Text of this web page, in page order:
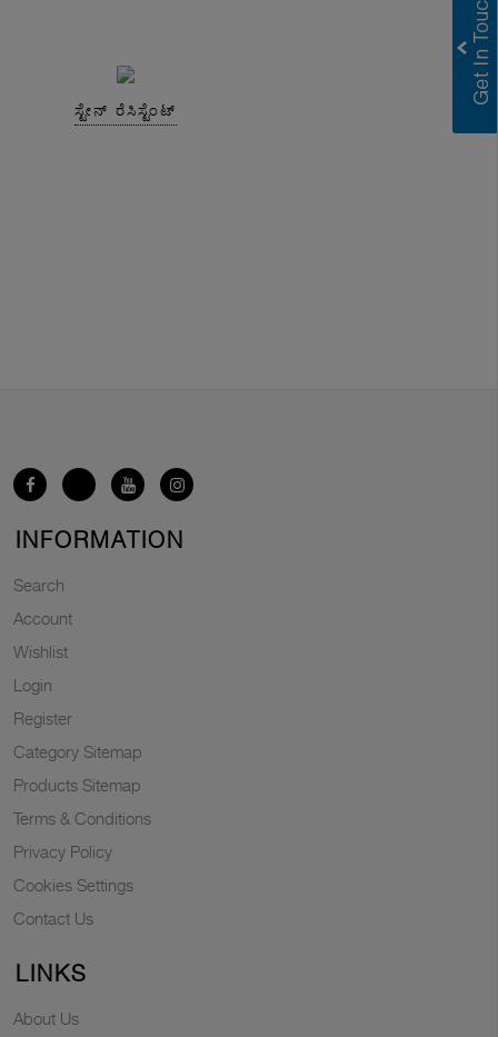
ಸ್ಟೇನ್ ರೆಸಿಸ್ಟೆಂಟ್
INFORMATION
Search
Account
Wishlist
Login
Register
Category Sitemap
Products Sitemap
Terms & Conditions
Privacy Policy
Cookies Settings
Contact Us
LINKS
About Us